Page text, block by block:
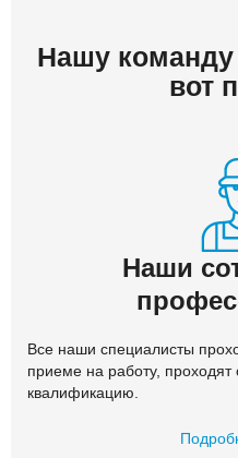
Нашу
вот
Наши
Все наши специалисты
приеме на работу,
квалификацию.